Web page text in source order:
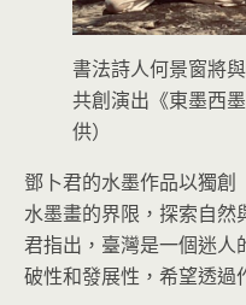
書法詩人何景窗將
共創演出《東墨西
供）
鄧卜君的水墨作品以獨
水墨畫的界限，探索自然
君指出，臺灣是一個迷人
破性和發展性，希望透過